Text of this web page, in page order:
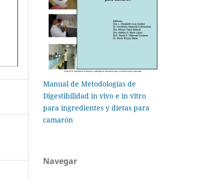
Manual de Metodologías de
Digestibilidad in vivo e in vitro
para ingredientes y dietas para
camarón
Navegar